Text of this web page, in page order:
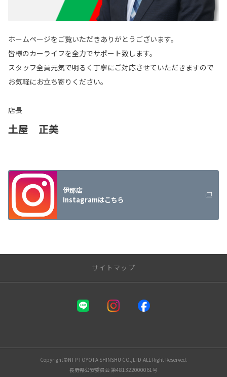
ホームページをご覧いただきありがとうございます。
皆様のカーライフを全力でサポート致します。
スタッフ全員元気で明るく丁寧にご対応させていただきますので
お気軽にお立ち寄りください。
店長
土屋 正美
伊那店
Instagramはこちら
サイトマップ
NTPトヨタ信州株式会社
Copyright©NTP TOYOTA SHINSHU CO.,LTD.ALL Right Reserved.
長野県公安委員会 第481322000061号